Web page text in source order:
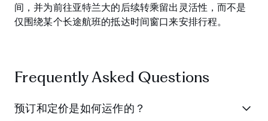
间，并为前往亚特兰大的后续转乘留出灵活性，而不是
仅围绕某个长途航班的抵达时间窗口来安排行程。
Frequently Asked Questions
预订和定价是如何运作的？